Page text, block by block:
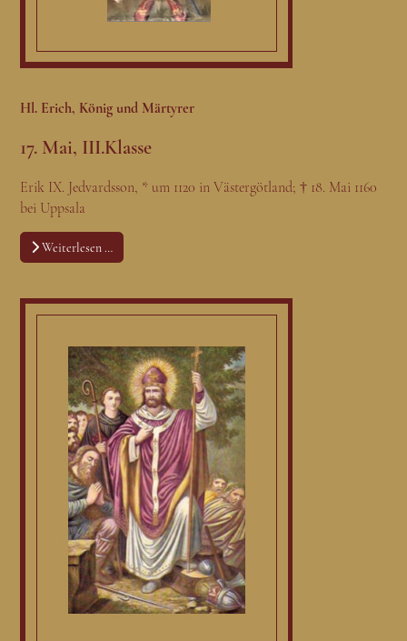
Hl. Erich, König und Märtyrer
17. Mai, III.Klasse
Erik IX. Jedvardsson, * um 1120 in Västergötland; † 18. Mai 1160
bei Uppsala
Weiterlesen …